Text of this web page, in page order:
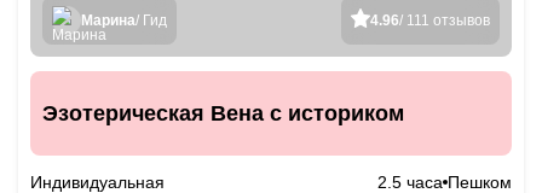
4.96/ 111 отзывов
Марина/ Гид
Эзотерическая Вена с историком
Индивидуальная 2.5 часа Пешком